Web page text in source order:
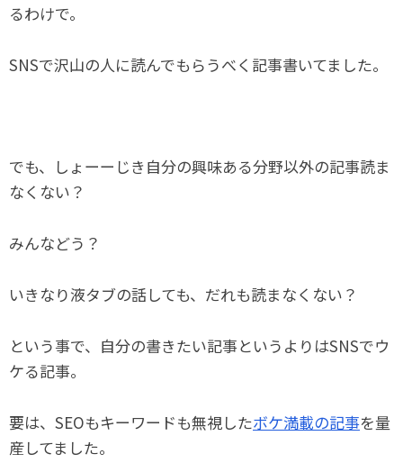
るわけで。
SNSで沢山の人に読んでもらうべく記事書いてました。
でも、しょーーじき自分の興味ある分野以外の記事読ま
なくない？
みんなどう？
いきなり液タブの話しても、だれも読まなくない？
という事で、自分の書きたい記事というよりはSNSでウ
ケる記事。
要は、SEOもキーワードも無視したボケ満載の記事を量
産してました。